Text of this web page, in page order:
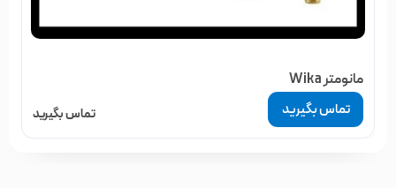
مانومتر Wika
تماس بگیرید تماس بگیرید